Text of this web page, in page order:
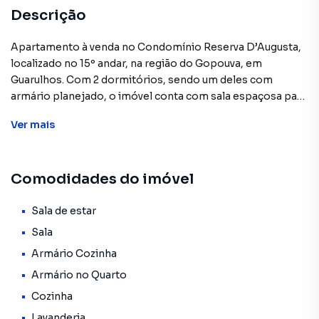
Descrição
Apartamento à venda no Condomínio Reserva D’Augusta,
localizado no 15º andar, na região do Gopouva, em
Guarulhos. Com 2 dormitórios, sendo um deles com
armário planejado, o imóvel conta com sala espaçosa para
gabinete embutido, banheiro social com box de vidro, área
cruzada e acabamento moderno, ideal para quem busca
✨ O condomínio oferece infraestrutura completa de lazer
churrasqueira, salão de festas, brinquedoteca, academia
equipada, espaço teen, salão de jogos, playground,
mercadinho interno e portaria 24 horas com controle de
Ver mais
Comodidades do imóvel
Sala de estar
Sala
Armário Cozinha
Armário no Quarto
Cozinha